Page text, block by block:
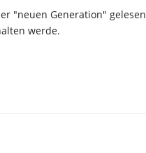
"neuen Generation"
werde.